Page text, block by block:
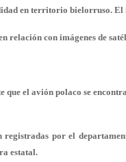
en territorio bielorruso.
relación con imágenes de
el avión polaco se
por el
estatal.